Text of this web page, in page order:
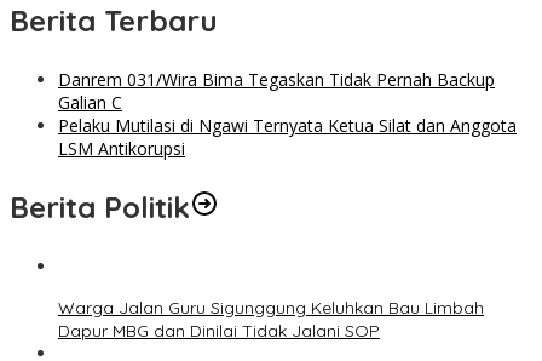
Berita Terbaru
Danrem 031/Wira Bima Tegaskan Tidak Pernah Backup
Galian C
Pelaku Mutilasi di Ngawi Ternyata Ketua Silat dan Anggota
LSM Antikorupsi
Berita Politik
Warga Jalan Guru Sigunggung Keluhkan Bau Limbah
Dapur MBG dan Dinilai Tidak Jalani SOP